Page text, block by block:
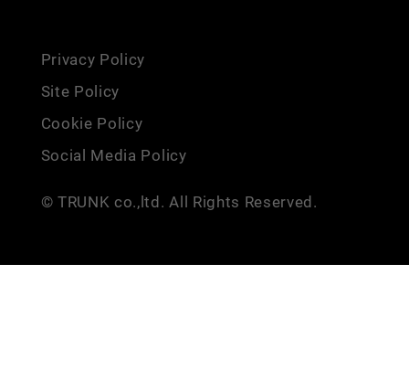
Privacy Policy
Site Policy
Cookie Policy
Social Media Policy
© TRUNK co.,ltd. All Rights Reserved.